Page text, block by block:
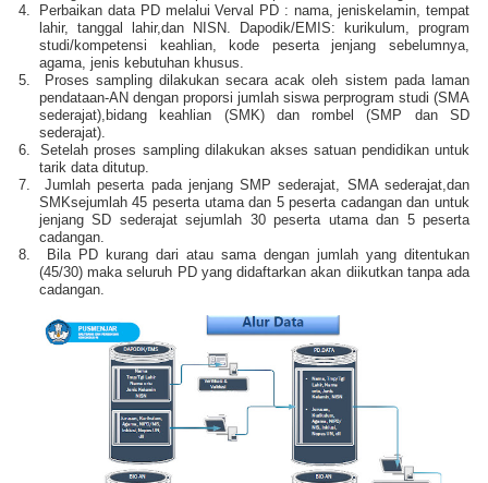
4.
Perbaikan data PD melalui Verval PD : nama, jeniskelamin, tempat
lahir, tanggal lahir,dan NISN. Dapodik/EMIS: kurikulum, program
studi/kompetensi keahlian, kode peserta jenjang sebelumnya,
agama, jenis kebutuhan khusus.
5.
Proses sampling dilakukan secara acak oleh sistem pada laman
pendataan-AN dengan proporsi jumlah siswa perprogram studi (SMA
sederajat),bidang keahlian (SMK) dan rombel (SMP dan SD
sederajat).
6.
Setelah proses sampling dilakukan akses satuan pendidikan untuk
tarik data ditutup.
7.
Jumlah peserta pada jenjang SMP sederajat, SMA sederajat,dan
SMKsejumlah 45 peserta utama dan 5 peserta cadangan dan untuk
jenjang SD sederajat sejumlah 30 peserta utama dan 5 peserta
cadangan.
8.
Bila PD kurang dari atau sama dengan jumlah yang ditentukan
(45/30) maka seluruh PD yang didaftarkan akan diikutkan tanpa ada
cadangan.